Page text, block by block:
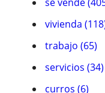
vivienda
trabajo (65)
servicios (34)
curros (6)